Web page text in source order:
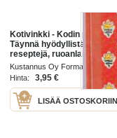
Kotivinkki - Kodin
Täynnä hyödyllistä tietoa,
reseptejä,
mittataulukoita,
Kustannus Oy Forma 1992
Hinta:
3,95 €
LISÄÄ OSTOSKORIIN